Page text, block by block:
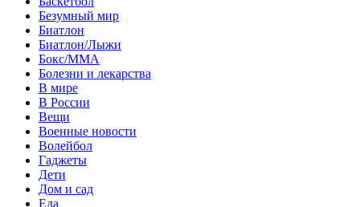
Безумный мир
Биатлон
Биатлон/Лыжи
Бокс/MMA
Болезни и лекарства
В мире
В России
Вещи
Военные новости
Волейбол
Гаджеты
Дети
Дом и сад
Еда